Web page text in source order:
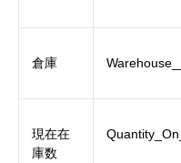
倉庫
現在在
庫数